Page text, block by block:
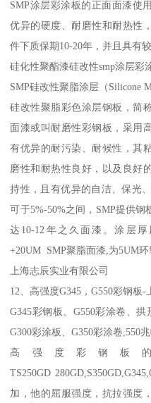
SMP涂层彩涂板的正面面漆使
优异的硬度、耐磨性和耐热性
件下质保期10-20年，并且具有
硅化性聚酯漆硅改性smp涂层彩
SMP硅改性聚脂涂层（Silicone
硅改性聚脂彩色涂层钢板，简
面漆或叫耐磨性彩钢板，采用
有优异的耐污染、耐候性，其
磨性和耐热性良好，以及良好
持性，且有优异的自洁、保光
可于5%-50%之间，SMP提供
达10-12年之久面漆。涂层
+20UM SMP聚脂面漆,为5UM环
上海志辰实业有限公司
12、高强度G345，G550彩钢板
G345彩钢板、G550彩涂卷、拱
G300彩涂板、G350彩涂卷,550
高强度彩钢板
TS250GD
加，他的屈服强度，抗拉强度